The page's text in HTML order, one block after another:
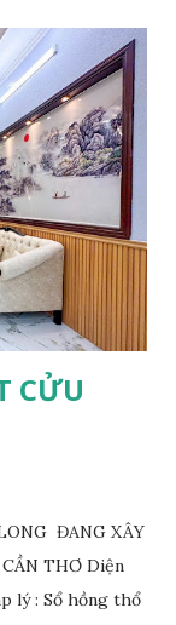
Lộ nhựa
biên bản bàn
chủ gốc. VỊ TRÍ:
Bạch Đằng,
Học Y Dược.
LƯỢNG. LIÊN
gặp Tùng xem
CỬU
ĐANG XÂY
THƠ Diện
lý : Sổ hồng thổ